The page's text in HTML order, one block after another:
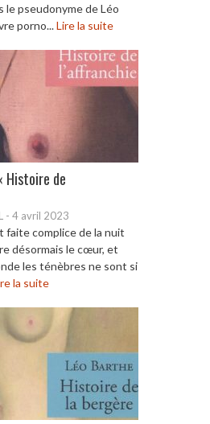
le pseudonyme de Léo
porno...Lire la suite
Histoire de
- 4 avril 2023
faite complice de la nuit
désormais le cœur, et
les ténèbres ne sont si
la suite